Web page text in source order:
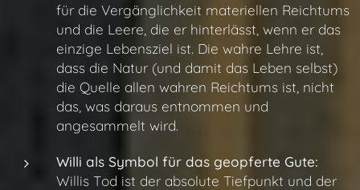
für die Vergänglichkeit materiellen Reichtums
und die Leere, die er hinterlässt, wenn er das
einzige Lebensziel ist. Die wahre Lehre ist,
dass die Natur (und damit das Leben selbst)
die Quelle allen wahren Reichtums ist, nicht
das, was daraus entnommen und
angesammelt wird.
Willi als Symbol für das geopferte Gute:
Willis Tod ist der absolute Tiefpunkt und der